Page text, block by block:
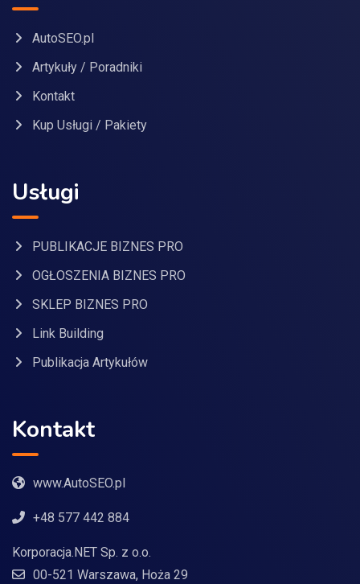
AutoSEO.pl
Artykuły / Poradniki
Kontakt
Kup Usługi / Pakiety
Usługi
PUBLIKACJE BIZNES PRO
OGŁOSZENIA BIZNES PRO
SKLEP BIZNES PRO
Link Building
Publikacja Artykułów
Kontakt
www.AutoSEO.pl
+48 577 442 884
Korporacja.NET Sp. z o.o.
00-521 Warszawa, Hoża 29